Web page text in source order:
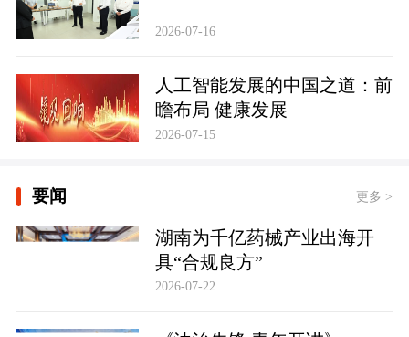
2026-07-16
人工智能发展的中国之道：前
瞻布局 健康发展
2026-07-15
要闻 更多 >
湖南为千亿药械产业出海开
具“合规良方”
2026-07-22